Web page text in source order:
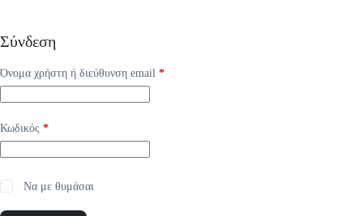
Σύνδεση
Όνομα χρήστη ή διεύθυνση email *Απαιτείται
Κωδικός *Απαιτείται
Να με θυμάσαι